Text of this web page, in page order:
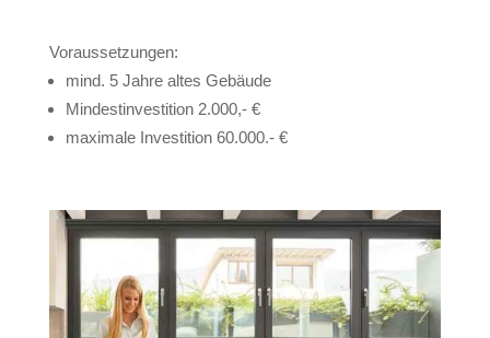
Voraussetzungen:
mind. 5 Jahre altes Gebäude
Mindestinvestition 2.000,- €
maximale Investition 60.000.- €